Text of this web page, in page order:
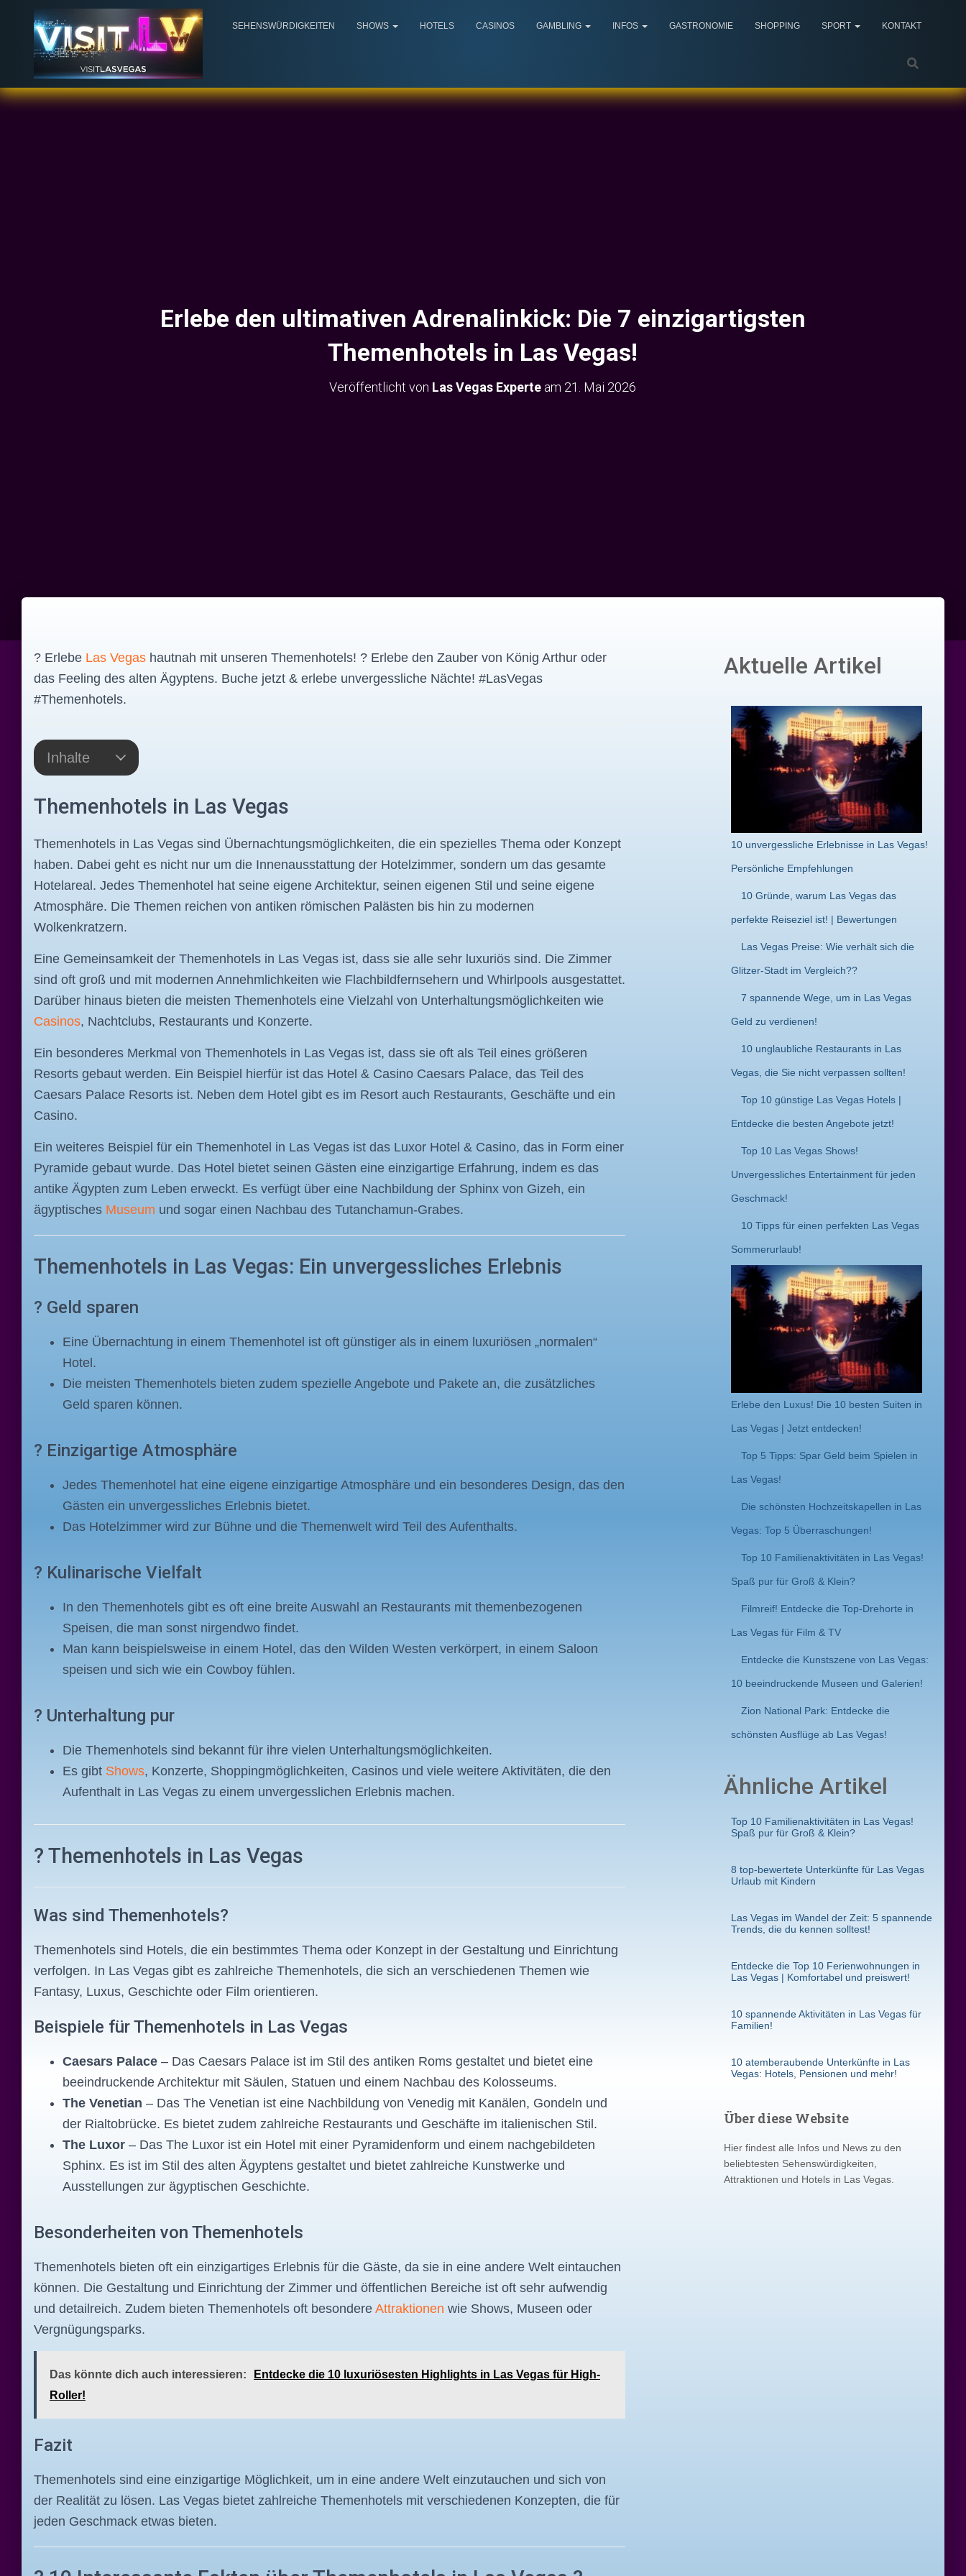
SEHENSWÜRDIGKEITEN SHOWS HOTELS CASINOS GAMBLING INFOS GASTRONOMIE SHOPPING SPORT KONTAKT
Erlebe den ultimativen Adrenalinkick: Die 7 einzigartigsten
Themenhotels in Las Vegas!
Veröffentlicht von Las Vegas Experte am 21. Mai 2026
? Erlebe Las Vegas hautnah mit unseren Themenhotels! ? Erlebe den Zauber von König Arthur oder
das Feeling des alten Ägyptens. Buche jetzt & erlebe unvergessliche Nächte! #LasVegas
#Themenhotels.
Inhalte
Themenhotels in Las Vegas
Themenhotels in Las Vegas sind Übernachtungsmöglichkeiten, die ein spezielles Thema oder Konzept
haben. Dabei geht es nicht nur um die Innenausstattung der Hotelzimmer, sondern um das gesamte
Hotelareal. Jedes Themenhotel hat seine eigene Architektur, seinen eigenen Stil und seine eigene
Atmosphäre. Die Themen reichen von antiken römischen Palästen bis hin zu modernen
Wolkenkratzern.
Eine Gemeinsamkeit der Themenhotels in Las Vegas ist, dass sie alle sehr luxuriös sind. Die Zimmer
sind oft groß und mit modernen Annehmlichkeiten wie Flachbildfernsehern und Whirlpools ausgestattet.
Darüber hinaus bieten die meisten Themenhotels eine Vielzahl von Unterhaltungsmöglichkeiten wie
Casinos, Nachtclubs, Restaurants und Konzerte.
Ein besonderes Merkmal von Themenhotels in Las Vegas ist, dass sie oft als Teil eines größeren
Resorts gebaut werden. Ein Beispiel hierfür ist das Hotel & Casino Caesars Palace, das Teil des
Caesars Palace Resorts ist. Neben dem Hotel gibt es im Resort auch Restaurants, Geschäfte und ein
Casino.
Ein weiteres Beispiel für ein Themenhotel in Las Vegas ist das Luxor Hotel & Casino, das in Form einer
Pyramide gebaut wurde. Das Hotel bietet seinen Gästen eine einzigartige Erfahrung, indem es das
antike Ägypten zum Leben erweckt. Es verfügt über eine Nachbildung der Sphinx von Gizeh, ein
ägyptisches Museum und sogar einen Nachbau des Tutanchamun-Grabes.
Themenhotels in Las Vegas: Ein unvergessliches Erlebnis
? Geld sparen
Eine Übernachtung in einem Themenhotel ist oft günstiger als in einem luxuriösen „normalen“
Hotel.
Die meisten Themenhotels bieten zudem spezielle Angebote und Pakete an, die zusätzliches
Geld sparen können.
? Einzigartige Atmosphäre
Jedes Themenhotel hat eine eigene einzigartige Atmosphäre und ein besonderes Design, das den
Gästen ein unvergessliches Erlebnis bietet.
Das Hotelzimmer wird zur Bühne und die Themenwelt wird Teil des Aufenthalts.
? Kulinarische Vielfalt
In den Themenhotels gibt es oft eine breite Auswahl an Restaurants mit themenbezogenen
Speisen, die man sonst nirgendwo findet.
Man kann beispielsweise in einem Hotel, das den Wilden Westen verkörpert, in einem Saloon
speisen und sich wie ein Cowboy fühlen.
? Unterhaltung pur
Die Themenhotels sind bekannt für ihre vielen Unterhaltungsmöglichkeiten.
Es gibt Shows, Konzerte, Shoppingmöglichkeiten, Casinos und viele weitere Aktivitäten, die den
Aufenthalt in Las Vegas zu einem unvergesslichen Erlebnis machen.
? Themenhotels in Las Vegas
Was sind Themenhotels?
Themenhotels sind Hotels, die ein bestimmtes Thema oder Konzept in der Gestaltung und Einrichtung
verfolgen. In Las Vegas gibt es zahlreiche Themenhotels, die sich an verschiedenen Themen wie
Fantasy, Luxus, Geschichte oder Film orientieren.
Beispiele für Themenhotels in Las Vegas
Caesars Palace – Das Caesars Palace ist im Stil des antiken Roms gestaltet und bietet eine
beeindruckende Architektur mit Säulen, Statuen und einem Nachbau des Kolosseums.
The Venetian – Das The Venetian ist eine Nachbildung von Venedig mit Kanälen, Gondeln und
der Rialtobrücke. Es bietet zudem zahlreiche Restaurants und Geschäfte im italienischen Stil.
The Luxor – Das The Luxor ist ein Hotel mit einer Pyramidenform und einem nachgebildeten
Sphinx. Es ist im Stil des alten Ägyptens gestaltet und bietet zahlreiche Kunstwerke und
Ausstellungen zur ägyptischen Geschichte.
Besonderheiten von Themenhotels
Themenhotels bieten oft ein einzigartiges Erlebnis für die Gäste, da sie in eine andere Welt eintauchen
können. Die Gestaltung und Einrichtung der Zimmer und öffentlichen Bereiche ist oft sehr aufwendig
und detailreich. Zudem bieten Themenhotels oft besondere Attraktionen wie Shows, Museen oder
Vergnügungsparks.
Das könnte dich auch interessieren:
Entdecke die 10 luxuriösesten Highlights in Las Vegas für High-
Roller!
Fazit
Themenhotels sind eine einzigartige Möglichkeit, um in eine andere Welt einzutauchen und sich von
der Realität zu lösen. Las Vegas bietet zahlreiche Themenhotels mit verschiedenen Konzepten, die für
jeden Geschmack etwas bieten.
Aktuelle Artikel
10 unvergessliche Erlebnisse in Las Vegas!
Persönliche Empfehlungen
10 Gründe, warum Las Vegas das
perfekte Reiseziel ist! | Bewertungen
Las Vegas Preise: Wie verhält sich die
Glitzer-Stadt im Vergleich??
7 spannende Wege, um in Las Vegas
Geld zu verdienen!
10 unglaubliche Restaurants in Las
Vegas, die Sie nicht verpassen sollten!
Top 10 günstige Las Vegas Hotels |
Entdecke die besten Angebote jetzt!
Top 10 Las Vegas Shows!
Unvergessliches Entertainment für jeden
Geschmack!
10 Tipps für einen perfekten Las Vegas
Sommerurlaub!
Erlebe den Luxus! Die 10 besten Suiten in
Las Vegas | Jetzt entdecken!
Top 5 Tipps: Spar Geld beim Spielen in
Las Vegas!
Die schönsten Hochzeitskapellen in Las
Vegas: Top 5 Überraschungen!
Top 10 Familienaktivitäten in Las Vegas!
Spaß pur für Groß & Klein?
Filmreif! Entdecke die Top-Drehorte in
Las Vegas für Film & TV
Entdecke die Kunstszene von Las Vegas:
10 beeindruckende Museen und Galerien!
Zion National Park: Entdecke die
schönsten Ausflüge ab Las Vegas!
Ähnliche Artikel
Top 10 Familienaktivitäten in Las Vegas!
Spaß pur für Groß & Klein?
8 top-bewertete Unterkünfte für Las Vegas
Urlaub mit Kindern
Las Vegas im Wandel der Zeit: 5 spannende
Trends, die du kennen solltest!
Entdecke die Top 10 Ferienwohnungen in
Las Vegas | Komfortabel und preiswert!
10 spannende Aktivitäten in Las Vegas für
Familien!
10 atemberaubende Unterkünfte in Las
Vegas: Hotels, Pensionen und mehr!
Über diese Website
Hier findest alle Infos und News zu den
beliebtesten Sehenswürdigkeiten,
Attraktionen und Hotels in Las Vegas.